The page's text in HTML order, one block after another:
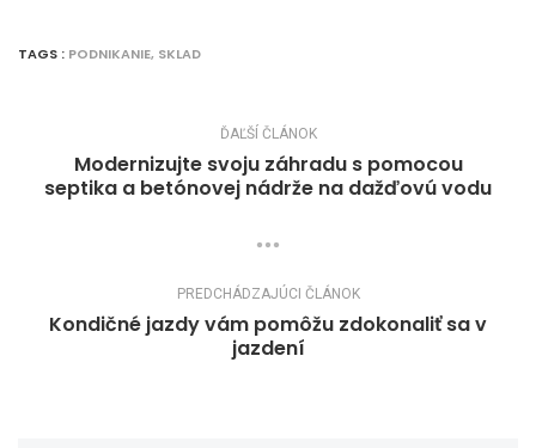
TAGS : PODNIKANIE, SKLAD
ĎAĽŠÍ ČLÁNOK
Modernizujte svoju záhradu s pomocou
septika a betónovej nádrže na dažďovú vodu
PREDCHÁDZAJÚCI ČLÁNOK
Kondičné jazdy vám pomôžu zdokonaliť sa v
jazdení